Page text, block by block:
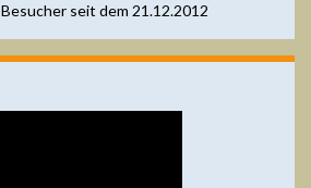
Besucher seit dem 21.12.2012